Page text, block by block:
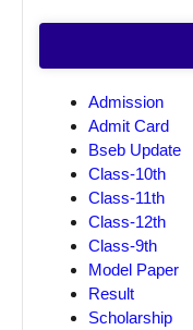
Admission
Admit Card
Bseb Update
Class-10th
Class-11th
Class-12th
Class-9th
Model Paper
Result
Scholarship